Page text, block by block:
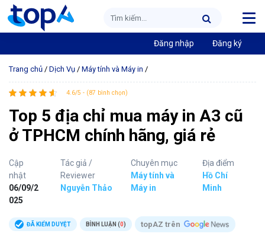
Đăng nhập Đăng ký
Trang chủ / Dịch Vụ / Máy tính và Máy in /
4.6/5 - (87 bình chọn)
Top 5 địa chỉ mua máy in A3 cũ
ở TPHCM chính hãng, giá rẻ
Cập
nhật
06/09/2
025
Tác giả /
Reviewer
Nguyễn Thảo
Chuyên mục
Máy tính và
Máy in
Địa điểm
Hồ Chí
Minh
ĐÃ KIỂM DUYỆT BÌNH LUẬN (0) topAZ trên